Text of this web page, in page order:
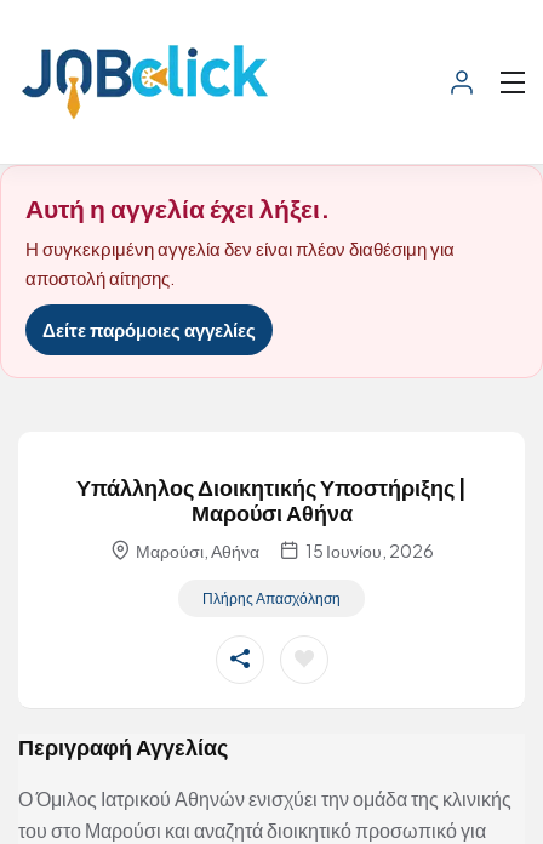
Αυτή η αγγελία έχει λήξει.
Η συγκεκριμένη αγγελία δεν είναι πλέον διαθέσιμη για
αποστολή αίτησης.
Δείτε παρόμοιες αγγελίες
Υπάλληλος Διοικητικής Υποστήριξης |
Μαρούσι Αθήνα
Μαρούσι, Αθήνα 15 Ιουνίου, 2026
Πλήρης Απασχόληση
Περιγραφή Αγγελίας
Ο Όμιλος Ιατρικού Αθηνών ενισχύει την ομάδα της κλινικής
του στο Μαρούσι και αναζητά διοικητικό προσωπικό για